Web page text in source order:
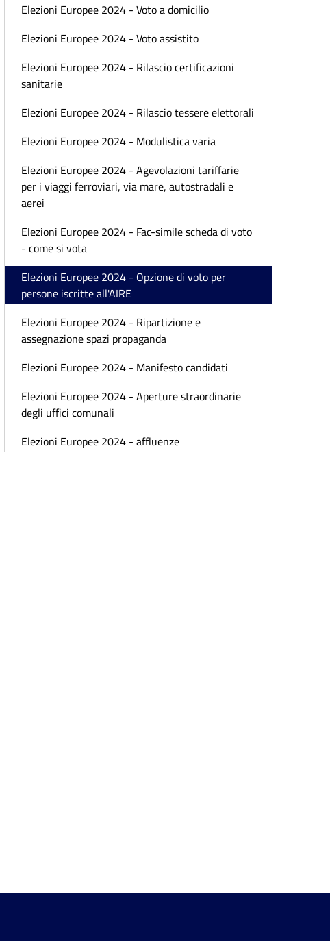
Elezioni Europee 2024 - Voto a domicilio
Elezioni Europee 2024 - Voto assistito
Elezioni Europee 2024 - Rilascio certificazioni
sanitarie
Elezioni Europee 2024 - Rilascio tessere elettorali
Elezioni Europee 2024 - Modulistica varia
Elezioni Europee 2024 - Agevolazioni tariffarie
per i viaggi ferroviari, via mare, autostradali e
aerei
Elezioni Europee 2024 - Fac-simile scheda di voto
- come si vota
Elezioni Europee 2024 - Opzione di voto per
persone iscritte all'AIRE
Elezioni Europee 2024 - Ripartizione e
assegnazione spazi propaganda
Elezioni Europee 2024 - Manifesto candidati
Elezioni Europee 2024 - Aperture straordinarie
degli uffici comunali
Elezioni Europee 2024 - affluenze